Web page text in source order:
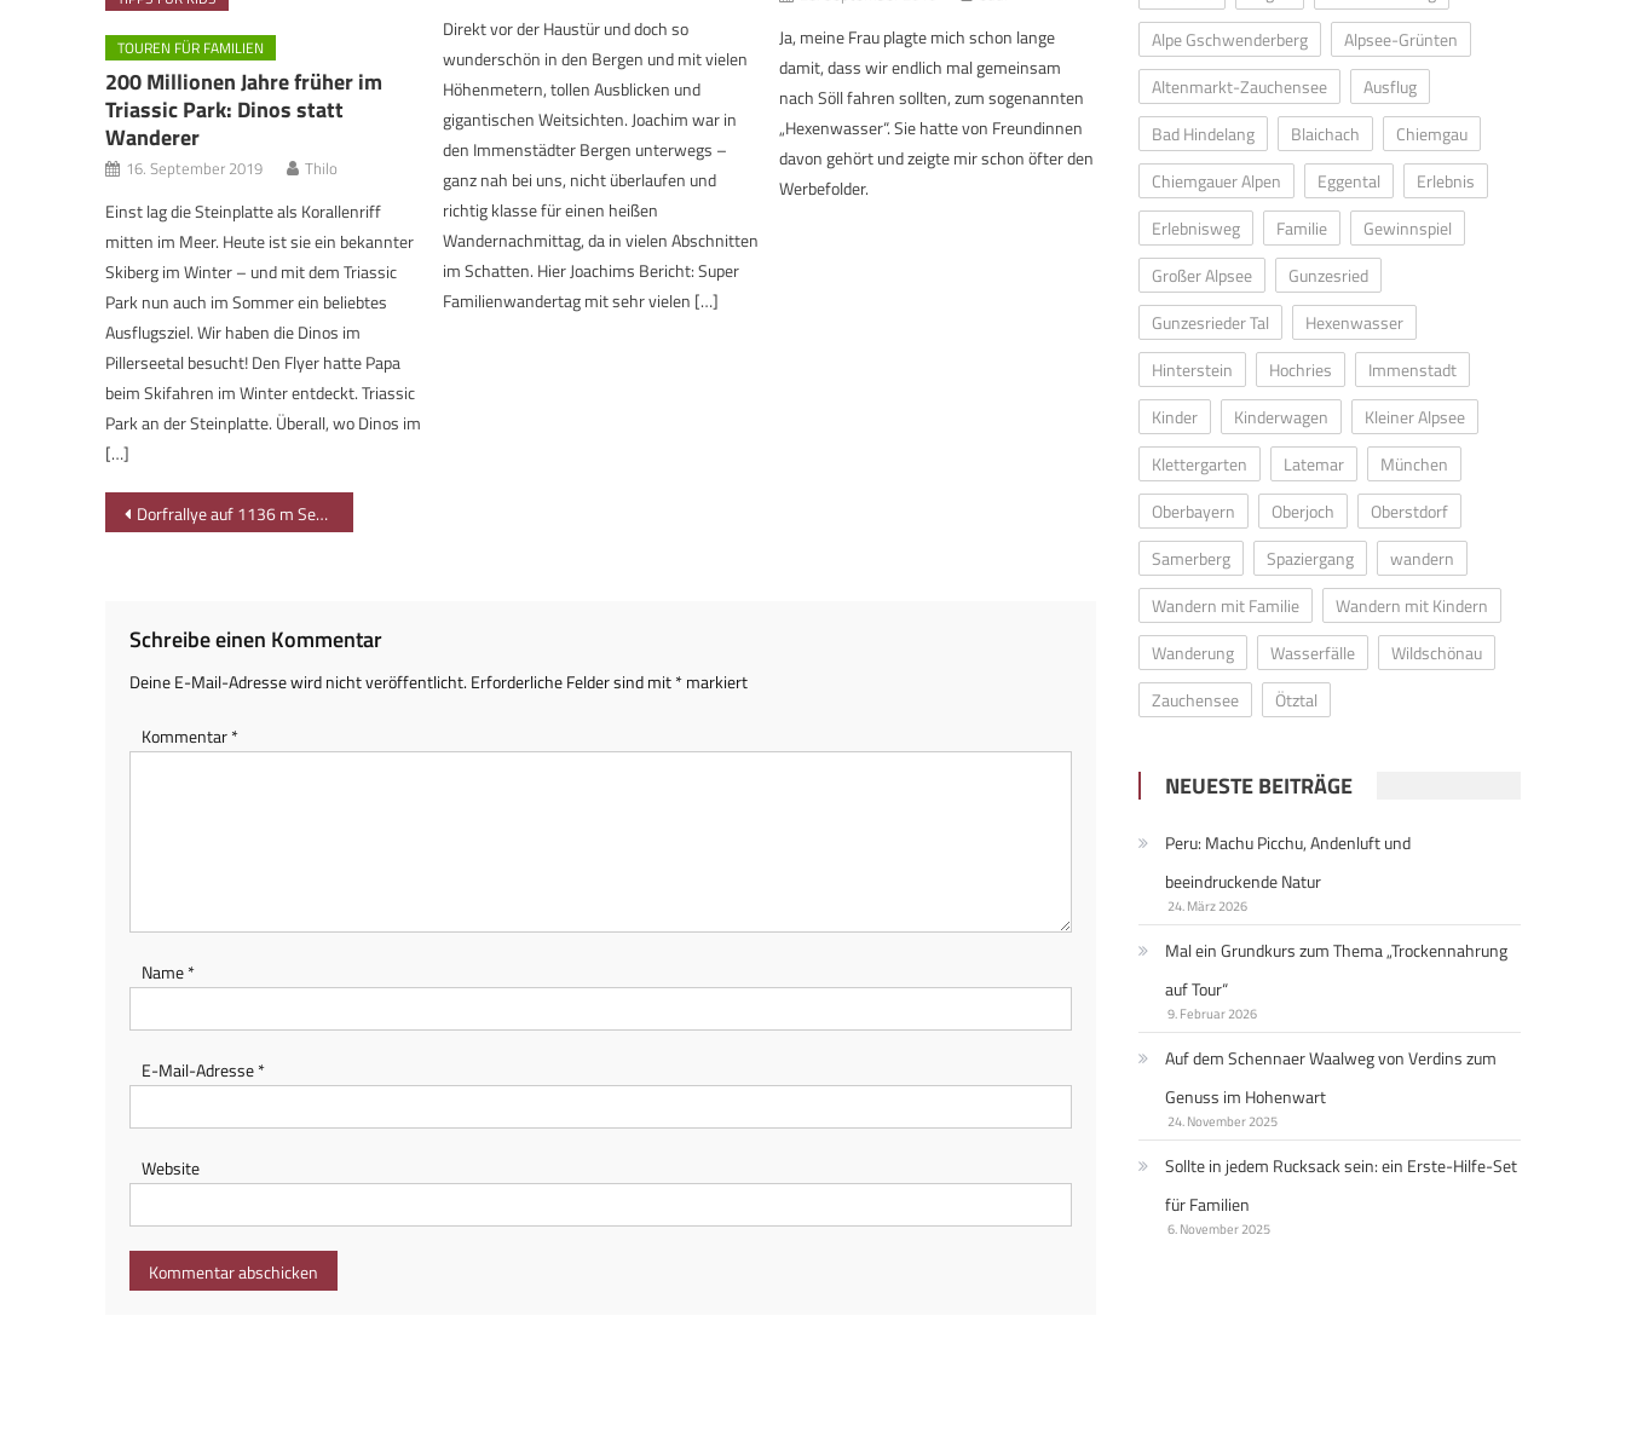
TOUREN FÜR FAMILIEN
200 Millionen Jahre früher im
Triassic Park: Dinos statt
Wanderer
16. September 2019 Thilo
Einst lag die Steinplatte als Korallenriff
mitten im Meer. Heute ist sie ein bekannter
Skiberg im Winter – und mit dem Triassic
Park nun auch im Sommer ein beliebtes
Ausflugsziel. Wir haben die Dinos im
Pillerseetal besucht! Den Flyer hatte Papa
beim Skifahren im Winter entdeckt. Triassic
Park an der Steinplatte. Überall, wo Dinos im
[…]
Direkt vor der Haustür und doch so
wunderschön in den Bergen und mit vielen
Höhenmetern, tollen Ausblicken und
gigantischen Weitsichten. Joachim war in
den Immenstädter Bergen unterwegs –
ganz nah bei uns, nicht überlaufen und
richtig klasse für einen heißen
Wandernachmittag, da in vielen Abschnitten
im Schatten. Hier Joachims Bericht: Super
Familienwandertag mit sehr vielen […]
Ja, meine Frau plagte mich schon lange
damit, dass wir endlich mal gemeinsam
nach Söll fahren sollten, zum sogenannten
„Hexenwasser“. Sie hatte von Freundinnen
davon gehört und zeigte mir schon öfter den
Werbefolder.
Beitragsnavigation
Dorfrallye auf 1136 m Seehöhe: Runde um Oberjoch
Schreibe einen Kommentar
Deine E-Mail-Adresse wird nicht veröffentlicht. Erforderliche Felder sind mit*markiert
Kommentar*
Name*
E-Mail-Adresse*
Website
Alpe Gschwenderberg
Alpsee-Grünten
Altenmarkt-Zauchensee
Ausflug
Bad Hindelang
Blaichach
Chiemgau
Chiemgauer Alpen
Eggental
Erlebnis
Erlebnisweg
Familie
Gewinnspiel
Großer Alpsee
Gunzesried
Gunzesrieder Tal
Hexenwasser
Hinterstein
Hochries
Immenstadt
Kinder
Kinderwagen
Kleiner Alpsee
Klettergarten
Latemar
München
Oberbayern
Oberjoch
Oberstdorf
Samerberg
Spaziergang
wandern
Wandern mit Familie
Wandern mit Kindern
Wanderung
Wasserfälle
Wildschönau
Zauchensee
Ötztal
NEUESTE BEITRÄGE
Peru: Machu Picchu, Andenluft und
beeindruckende Natur
24. März 2026
Mal ein Grundkurs zum Thema „Trockennahrung
auf Tour“
9. Februar 2026
Auf dem Schennaer Waalweg von Verdins zum
Genuss im Hohenwart
24. November 2025
Sollte in jedem Rucksack sein: ein Erste-Hilfe-Set
für Familien
6. November 2025